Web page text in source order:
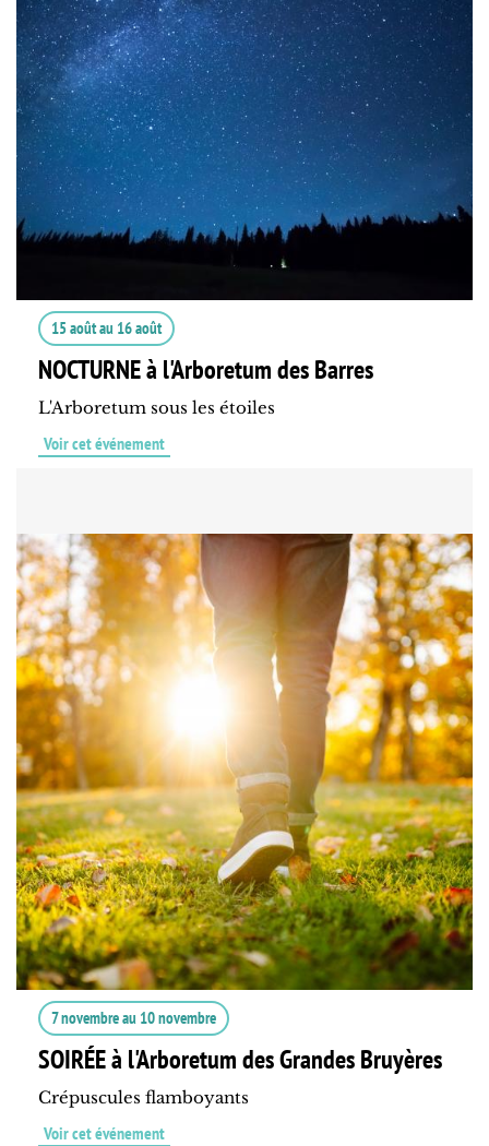
15 aoûtau 16 août
NOCTURNE à l'Arboretum des Barres
L'Arboretum sous les étoiles
Voir cet événement
7 novembreau 10 novembre
SOIRÉE à l'Arboretum des Grandes Bruyères
Crépuscules flamboyants
Voir cet événement